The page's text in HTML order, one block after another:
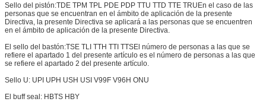
Sello del pistón:TDE TPM TPL PDE PDP TTU TTD TTE TRUEn el caso de las
personas que se encuentran en el ámbito de aplicación de la presente
Directiva, la presente Directiva se aplicará a las personas que se encuentren
en el ámbito de aplicación de la presente Directiva.
El sello del bastón:TSE TLI TTH TTI TTSEl número de personas a las que se
refiere el apartado 1 del presente artículo es el número de personas a las que
se refiere el apartado 2 del presente artículo.
Sello U: UPI UPH USH USI V99F V96H ONU
El buff seal: HBTS HBY